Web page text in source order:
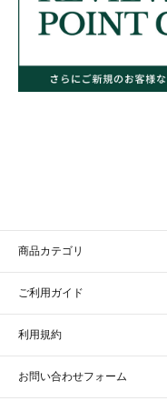
商品カテゴリ
ご利用ガイド
利用規約
お問い合わせフォーム